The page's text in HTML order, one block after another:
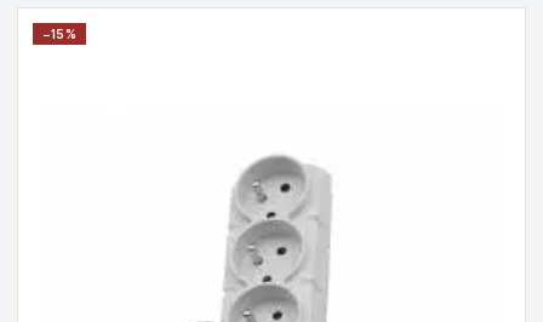
−15%